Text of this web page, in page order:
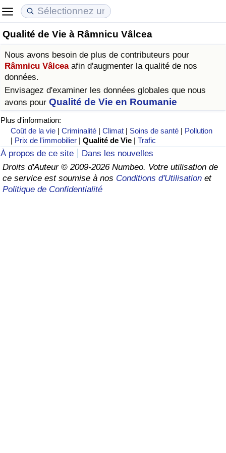
Qualité de Vie à Râmnicu Vâlcea
Nous avons besoin de plus de contributeurs pour
Râmnicu Vâlceaafin d'augmenter la qualité de nos
données.
Envisagez d'examiner les données globales que nous
avons pour Qualité de Vie en Roumanie
Plus d'information:
Coût de la vie |Criminalité |Climat | Soins de santé | Pollution
| Prix de l'immobilier |Qualité de Vie |Trafic
À propos de ce site
Dans les nouvelles
Droits d'Auteur © 2009-2026 Numbeo. Votre utilisation de
ce service est soumise à nos Conditions d'Utilisation et
Politique de Confidentialité
Coût de la vie
Indice du Coût de la Vie (Actuel)
Indice du Coût de la Vie
Indice du coût de la vie par pays
à Akaba
Prix de l'immobilier
Indice des Prix de l'immobilier (Actuel)
Indice des Prix de l'immobilier
Indice des Prix de l'immobilier par Pays
Qualité de Vie
Indice de Qualité de Vie
Indice de Qualité de Vie (Actuel)
Indice de qualité de vie par pays
Criminalité
Indice de Criminalité (Actuel)
Indice de Criminalité